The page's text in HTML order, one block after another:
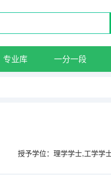
专业库 一分一段
授予学位：理学学士,工学学